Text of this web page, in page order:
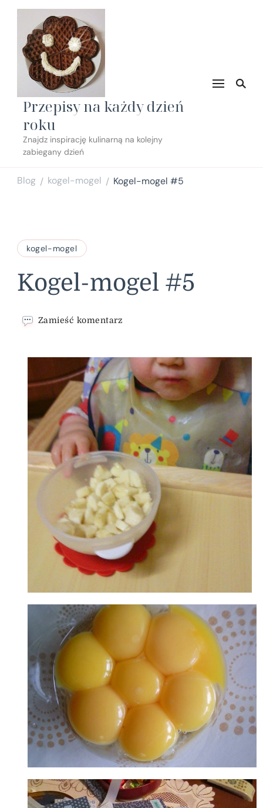
Przepisy na każdy dzień
roku
Znajdz inspirację kulinarną na kolejny
zabiegany dzień
Blog / kogel-mogel / Kogel-mogel #5
kogel-mogel
Kogel-mogel #5
Zamieść komentarz
mogel
#5